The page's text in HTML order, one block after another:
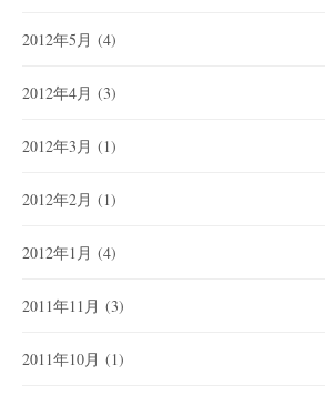
2012年5月 (4)
2012年4月 (3)
2012年3月 (1)
2012年2月 (1)
2012年1月 (4)
2011年11月 (3)
2011年10月 (1)